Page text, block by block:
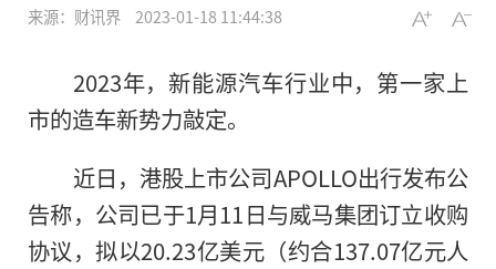
来源：财讯界 2023-01-18 11:44:38
2023年，新能源汽车行业中，第一家上
市的造车新势力敲定。
近日，港股上市公司APOLLO出行发布公
告称，公司已于1月11日与威马集团订立收购
协议，拟以20.23亿美元（约合137.07亿元人